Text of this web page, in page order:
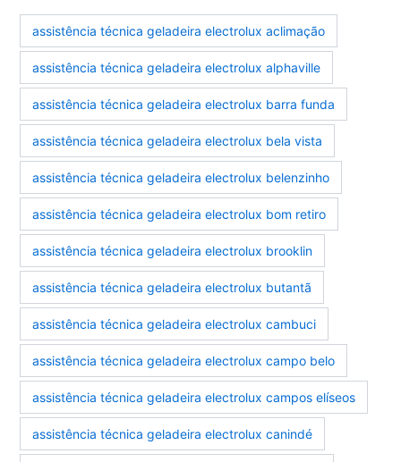
assistência técnica geladeira electrolux aclimação
assistência técnica geladeira electrolux alphaville
assistência técnica geladeira electrolux barra funda
assistência técnica geladeira electrolux bela vista
assistência técnica geladeira electrolux belenzinho
assistência técnica geladeira electrolux bom retiro
assistência técnica geladeira electrolux brooklin
assistência técnica geladeira electrolux butantã
assistência técnica geladeira electrolux cambuci
assistência técnica geladeira electrolux campo belo
assistência técnica geladeira electrolux campos elíseos
assistência técnica geladeira electrolux canindé